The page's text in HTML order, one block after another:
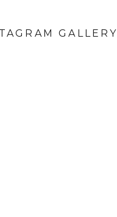
GALLERY